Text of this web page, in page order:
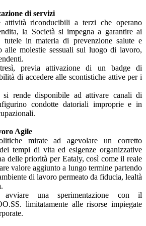
di servizi
riconducibili a terzi che operano
la Società si impegna a garantire ai
tutele in materia di prevenzione salute e
alle molestie sessuali sul luogo di lavoro,
previa attivazione di un badge di
di accedere alle scontistiche attive per i
rende disponibile ad attivare canali di
condotte datoriali improprie e in
Agile
mirate ad agevolare un corretto
tempi di vita ed esigenze organizzative
delle priorità per Eataly, così come il reale
valore aggiunto a lungo termine partendo
di lavoro permeato da fiducia, lealtà
una sperimentazione con il
limitatamente alle risorse impiegate